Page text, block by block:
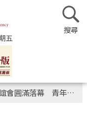
五
幕 青年以佛法「擁抱改變」